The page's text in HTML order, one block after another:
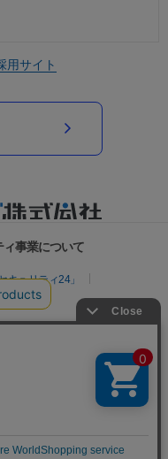
用サイト
事業について
キュリティ24」